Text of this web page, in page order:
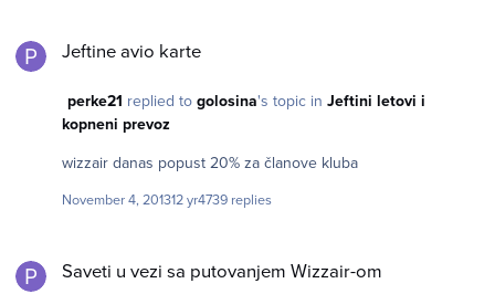
provizije i nesposobnih bankarskih službenika. Posle samo
Jeftine avio karte
perke21 replied to golosina's topic in Jeftini letovi i
kopneni prevoz
wizzair danas popust 20% za članove kluba
November 4, 201312 yr4739 replies
Saveti u vezi sa putovanjem Wizzair-om